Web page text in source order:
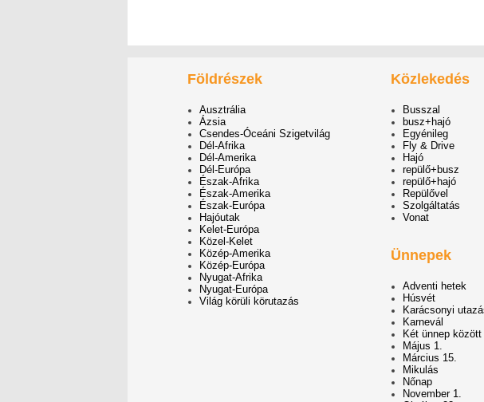
Földrészek
Ausztrália
Ázsia
Csendes-Óceáni Szigetvilág
Dél-Afrika
Dél-Amerika
Dél-Európa
Észak-Afrika
Észak-Amerika
Észak-Európa
Hajóutak
Kelet-Európa
Közel-Kelet
Közép-Amerika
Közép-Európa
Nyugat-Afrika
Nyugat-Európa
Világ körüli körutazás
Közlekedés
Busszal
busz+hajó
Egyénileg
Fly & Drive
Hajó
repülő+busz
repülő+hajó
Repülővel
Szolgáltatás
Vonat
Ünnepek
Adventi hetek
Húsvét
Karácsonyi
Karnevál
Két ünnep között
Május 1.
Március 15.
Mikulás
Nőnap
November 1.